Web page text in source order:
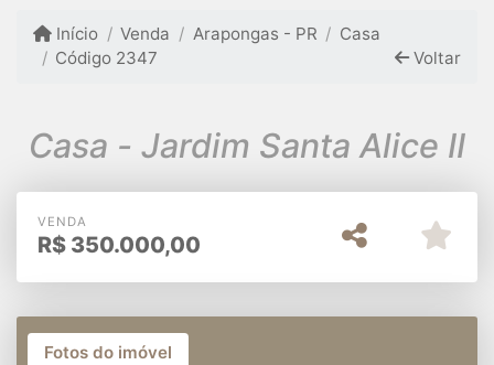
Início Venda Arapongas - PR
Casa
Código 2347
Voltar
Casa - Jardim Santa Alice II
VENDA
R$ 350.000,00
Fotos do imóvel